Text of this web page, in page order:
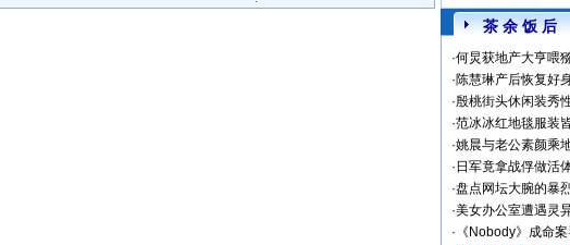
茶 余 饭 后
·何炅获地产大亨喂
·陈慧琳产后恢复好
·殷桃街头休闲装秀
·范冰冰红地毯服装
·姚晨与老公素颜乘
· 日军竟拿战俘做活
·盘点网坛大腕的暴
·美女办公室遭遇灵
· 《Nobody》成命